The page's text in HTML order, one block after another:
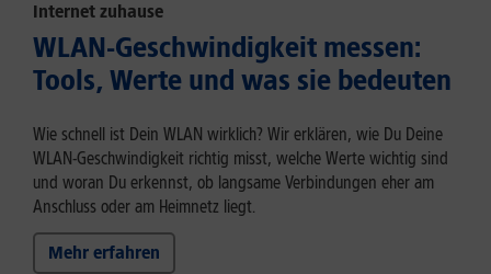
Internet zuhause
WLAN-Geschwindigkeit messen:
Tools, Werte und was sie bedeuten
Wie schnell ist Dein WLAN wirklich? Wir erklären, wie Du Deine
WLAN-Geschwindigkeit richtig misst, welche Werte wichtig sind
und woran Du erkennst, ob langsame Verbindungen eher am
Anschluss oder am Heimnetz liegt.
Mehr erfahren